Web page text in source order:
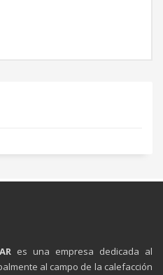
es una empresa dedicada al
al campo de la calefacción